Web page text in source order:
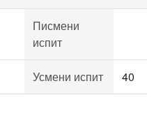
Писмени
испит
Усмени испит 40